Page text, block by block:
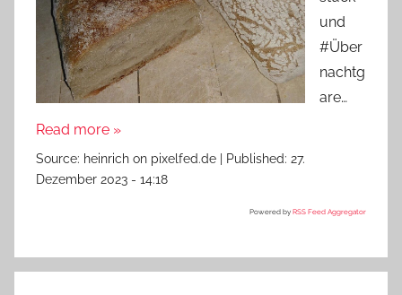
und
#Über
nachtg
are…
Read more »
Source: heinrich on pixelfed.de Published: 27.
Dezember 2023 - 14:18
Powered by RSS Feed Aggregator